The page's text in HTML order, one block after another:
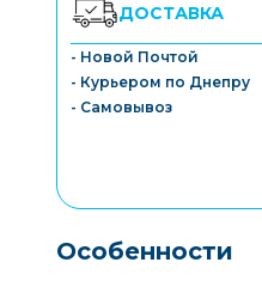
ДОСТАВКА
- Новой Почтой
- Курьером по Днепру
- Самовывоз
Особенности